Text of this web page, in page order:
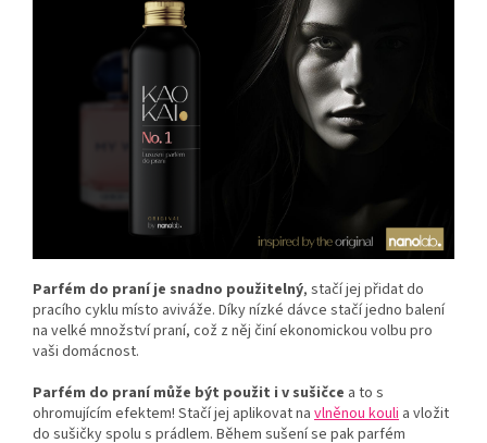
Parfém do praní je snadno použitelný, stačí jej přidat do
pracího cyklu místo aviváže. Díky nízké dávce stačí jedno balení
na velké množství praní, což z něj činí ekonomickou volbu pro
vaši domácnost.
Parfém do praní může být použit i v sušičce a to s
ohromujícím efektem! Stačí jej aplikovat na vlněnou kouli a vložit
do sušičky spolu s prádlem. Během sušení se pak parfém